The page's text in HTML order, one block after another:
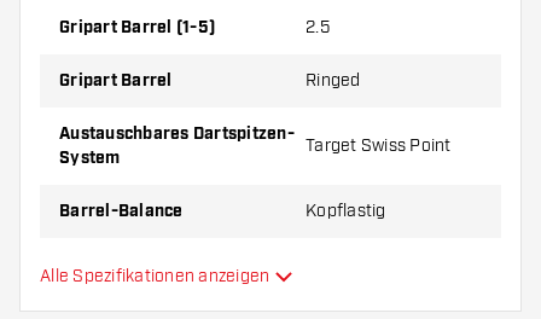
Gripart Barrel (1-5) 2.5
Gripart Barrel Ringed
Austauschbares Dartspitzen-
System
Target Swiss Point
Barrel-Balance Kopflastig
Material Barrel
Alle Spezifikationen anzeigen